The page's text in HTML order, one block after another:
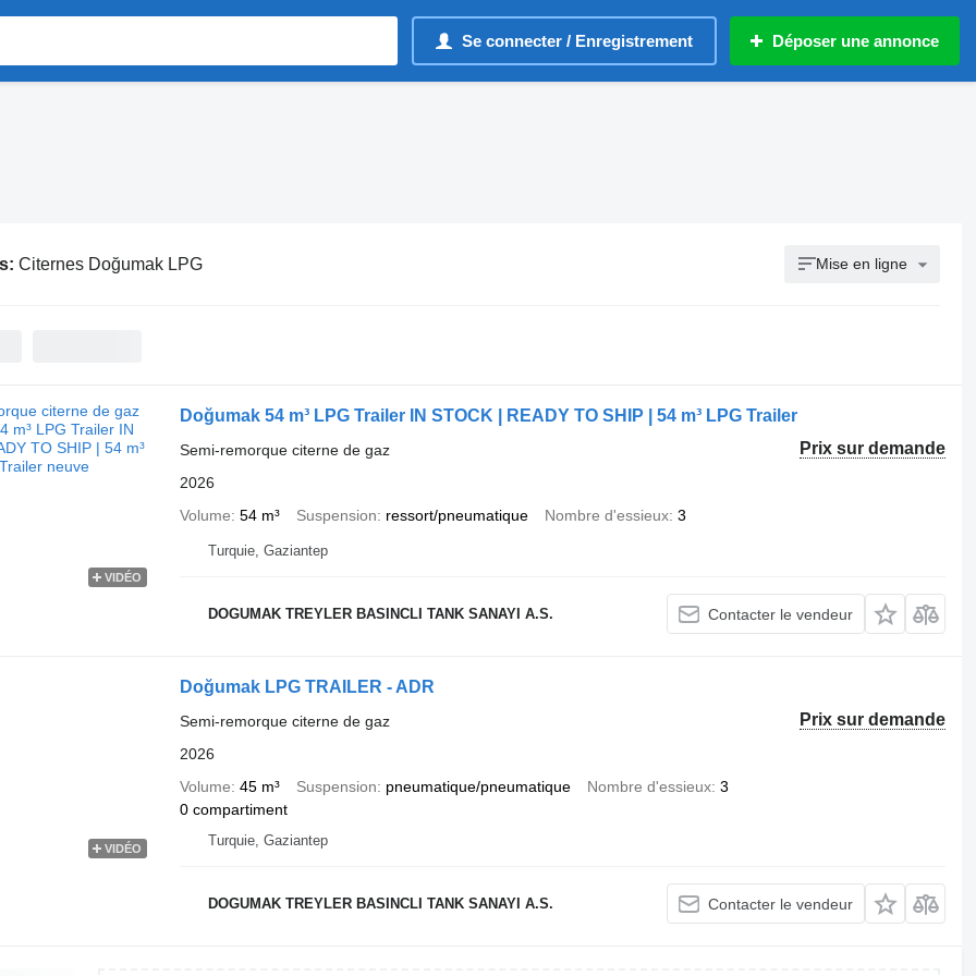
Se connecter / Enregistrement Déposer une annonce
Citernes Doğumak LPG Mise en ligne
VIDÉO
Doğumak 54 m³ LPG Trailer IN STOCK | READY TO SHIP | 54 m³ LPG Trailer
Prix sur demande
Semi-remorque citerne de gaz
2026
Volume 54 m³ Suspension ressort/pneumatique Nombre d'essieux 3
Turquie, Gaziantep
DOGUMAK TREYLER BASINCLI TANK SANAYI A.S. Contacter le vendeur
VIDÉO
Doğumak LPG TRAILER - ADR
Prix sur demande
Semi-remorque citerne de gaz
2026
Volume 45 m³ Suspension pneumatique/pneumatique Nombre d'essieux 3
0 compartiment
Turquie, Gaziantep
DOGUMAK TREYLER BASINCLI TANK SANAYI A.S. Contacter le vendeur